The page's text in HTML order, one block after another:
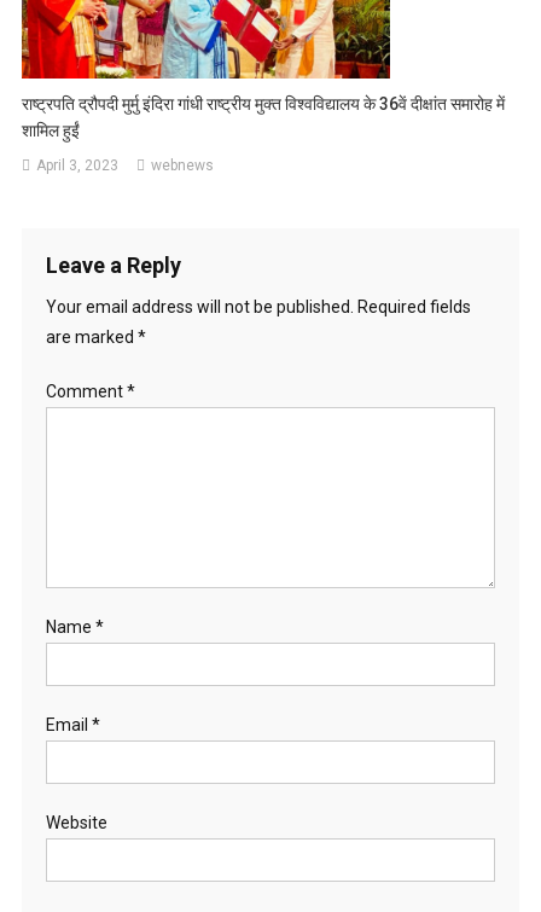
राष्ट्रपति द्रौपदी मुर्मु इंदिरा गांधी राष्ट्रीय मुक्त विश्वविद्यालय के 36वें दीक्षांत समारोह में
शामिल हुईं
April 3, 2023 webnews
Leave a Reply
Your email address will not be published.
Required fields
are marked *
Comment*
Name *
Email *
Website